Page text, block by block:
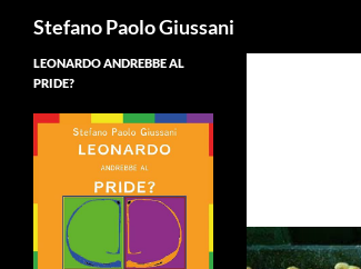
Stefano Paolo Giussani
LEONARDO ANDREBBE AL
PRIDE?